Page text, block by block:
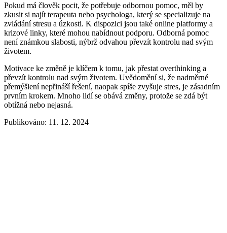
Pokud má člověk pocit, že potřebuje odbornou pomoc, měl by
zkusit si najít terapeuta nebo psychologa, který se specializuje na
zvládání stresu a úzkosti. K dispozici jsou také online platformy a
krizové linky, které mohou nabídnout podporu. Odborná pomoc
není známkou slabosti, nýbrž odvahou převzít kontrolu nad svým
životem.
Motivace ke změně je klíčem k tomu, jak přestat overthinking a
převzít kontrolu nad svým životem. Uvědomění si, že nadměrné
přemýšlení nepřináší řešení, naopak spíše zvyšuje stres, je zásadním
prvním krokem. Mnoho lidí se obává změny, protože se zdá být
obtížná nebo nejasná.
Publikováno: 11. 12. 2024